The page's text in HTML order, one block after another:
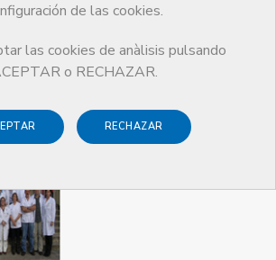
de las cookies.
las cookies de anàlisis pulsando
o RECHAZAR.
RECHAZAR
Edició 2011